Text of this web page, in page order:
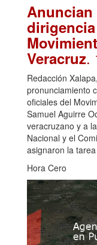
Anuncian
Veracruz.
Redacción
pronunciamiento
oficiales del
Samuel Aguirre
veracruzano y a
Nacional y el
asignaron la
Hora Cero